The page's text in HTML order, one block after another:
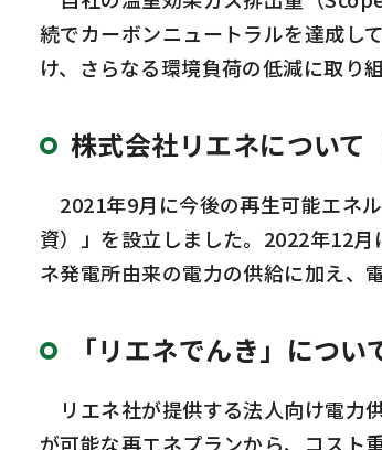
続でカーボンニュートラルを達成し
け、さらなる環境負荷の低減に取り組
株式会社リエネについ
2021年9月に今後の再生可能エネ
資）」を設立しました。2022年12
ネ発電所由来の電力の供給に加え、
「リエネでんき」につ
リエネ社が提供する法人向け電力
が可能な再エネプランから、コスト